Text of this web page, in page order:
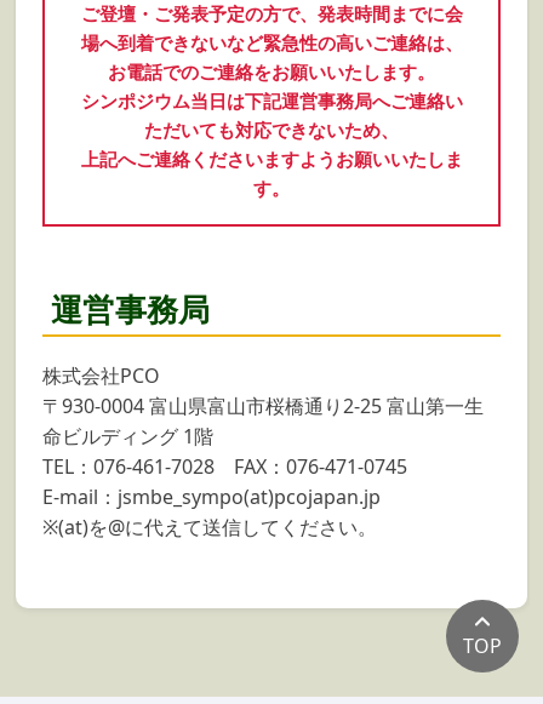
ご登壇・ご発表予定の方で、発表時間までに会
場へ到着できないなど緊急性の高いご連絡は、
お電話でのご連絡をお願いいたします。
シンポジウム当日は下記運営事務局へご連絡い
ただいても対応できないため、
上記へご連絡くださいますようお願いいたしま
す。
運営事務局
株式会社PCO
〒930-0004 富山県富山市桜橋通り2-25 富山第一生
命ビルディング 1階
TEL：076-461-7028 FAX：076-471-0745
E-mail：jsmbe_sympo(at)pcojapan.jp
※(at)を@に代えて送信してください。
TOP